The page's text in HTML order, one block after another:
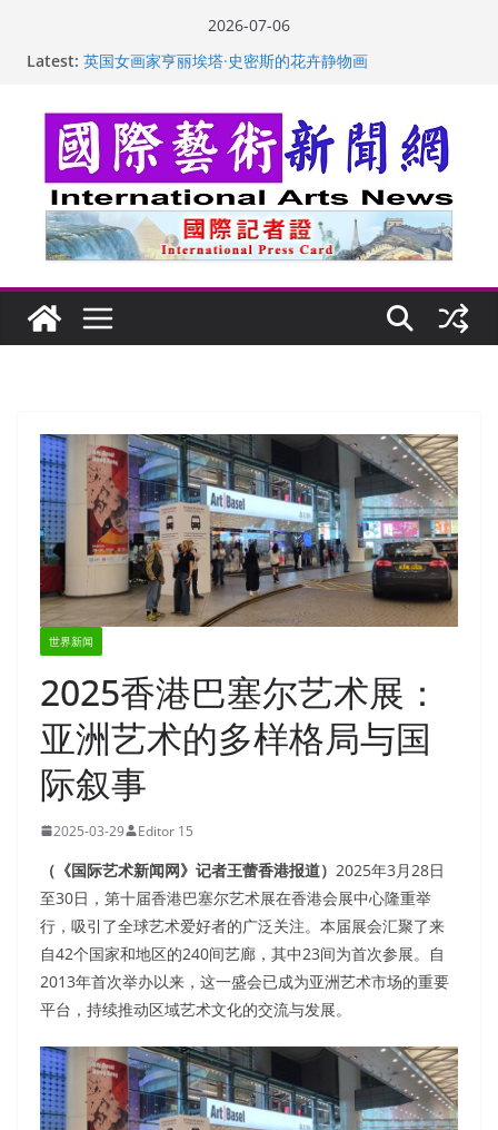
2026-07-06
Latest: “梵心”归处：一场展览 连着攀枝花的千里乡愁
美国人
玛丽安娜·卡拉切娃的绘画：幽默和难以言喻的快乐
苏方 ：“字”得其乐
世界新闻
2025香港巴塞尔艺术展：
亚洲艺术的多样格局与国
际叙事
2025-03-29 Editor 15
（《国际艺术新闻网》记者王蕾香港报道） 2025年3月28日
至30日，第十届香港巴塞尔艺术展在香港会展中心隆重举
行，吸引了全球艺术爱好者的广泛关注。本届展会汇聚了来
自42个国家和地区的240间艺廊，其中23间为首次参展。自
2013年首次举办以来，这一盛会已成为亚洲艺术市场的重要
平台，持续推动区域艺术文化的交流与发展。